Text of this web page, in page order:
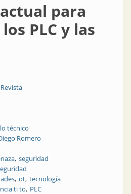
para
PLC y las
técnico
Romero
seguridad
ot tecnología
ti to PLC